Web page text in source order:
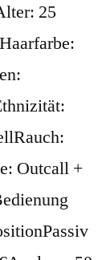
25
Outcall +